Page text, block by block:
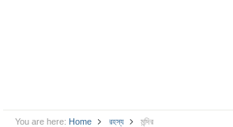
You are here: Home রহস্য মন্দির